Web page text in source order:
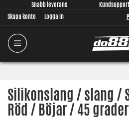
Snabb leverans Kundsupport
Skapa konto
Logga in
Silikonslang / slang /
Röd / Böjar / 45 grader